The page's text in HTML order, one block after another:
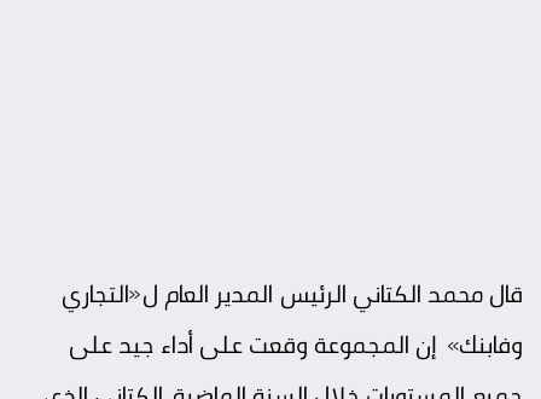
قال محمد الكتاني الرئيس المدير العام ل«التجاري
وفابنك» إن المجموعة وقعت على أداء جيد على